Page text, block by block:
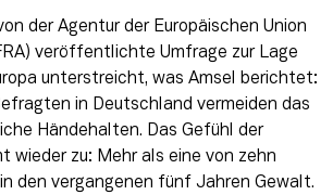
der Agentur der Europäischen Union
veröffentlichte Umfrage zur Lage
unterstreicht, was Amsel berichtet:
in Deutschland vermeiden das
Händehalten. Das Gefühl der
wieder zu: Mehr als eine von zehn
den vergangenen fünf Jahren Gewalt.